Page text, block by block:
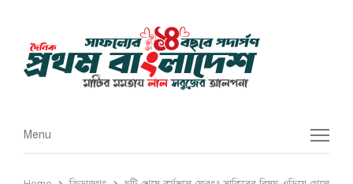
Menu
Menu